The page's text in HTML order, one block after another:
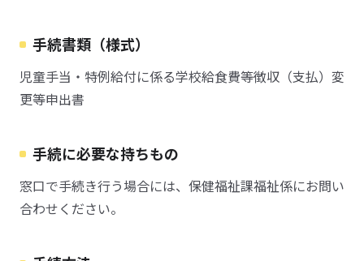
手続書類（様式）
児童手当・特例給付に係る学校給食費等徴収（支払）変
更等申出書
手続に必要な持ちもの
窓口で手続き行う場合には、保健福祉課福祉係にお問い
合わせください。